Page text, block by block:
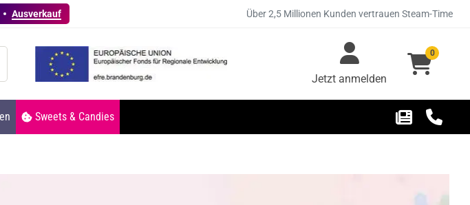
Ausverkauf Über 2,5 Millionen Kunden vertrauen Steam-Time
Jetzt anmelden
0
Sweets & Candies